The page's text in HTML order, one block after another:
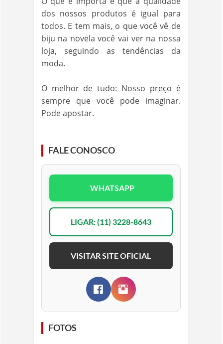
dos nossos produtos é igual para
todos. E tem mais, o que você vê de
biju na novela você vai ver na nossa
loja, seguindo as tendências da
moda.
O melhor de tudo: Nosso preço é
sempre que você pode imaginar.
Pode apostar.
FALE CONOSCO
WHATSAPP
LIGAR: (11) 3228-8643
VISITAR SITE OFICIAL
FOTOS